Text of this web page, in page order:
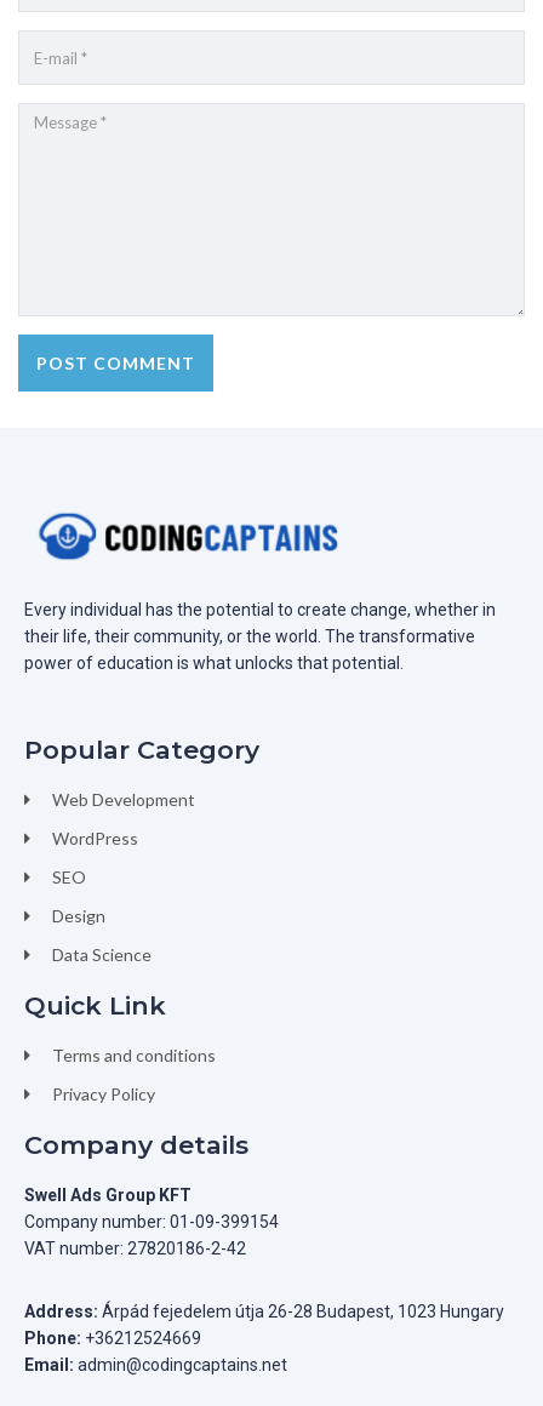
Every individual has the potential to create change, whether in
their life, their community, or the world. The transformative
power of education is what unlocks that potential.
Popular Category
Web Development
WordPress
SEO
Design
Data Science
Quick Link
Terms and conditions
Privacy Policy
Company details
Swell Ads Group KFT
Company number: 01-09-399154
VAT number: 27820186-2-42
Address: Árpád fejedelem útja 26-28 Budapest, 1023 Hungary
Phone: +36212524669
Email: admin@codingcaptains.net